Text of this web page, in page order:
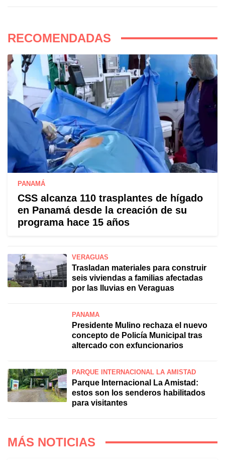
RECOMENDADAS
PANAMÁ
CSS alcanza 110 trasplantes de hígado
en Panamá desde la creación de su
programa hace 15 años
VERAGUAS
Trasladan materiales para construir
seis viviendas a familias afectadas
por las lluvias en Veraguas
PANAMÁ
Presidente Mulino rechaza el nuevo
concepto de Policía Municipal tras
altercado con exfuncionarios
PARQUE INTERNACIONAL LA AMISTAD
Parque Internacional La Amistad:
estos son los senderos habilitados
para visitantes
MÁS NOTICIAS